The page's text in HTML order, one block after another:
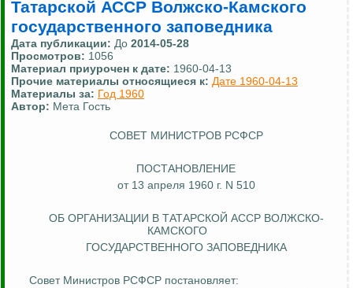
Татарской АССР Волжско-Камского
государственного заповедника
Дата публикации: До 2014-05-28
Просмотров: 1056
Материал приурочен к дате: 1960-04-13
Прочие материалы относящиеся к: Дате 1960-04-13
Материалы за: Год 1960
Автор: Мета Гость
СОВЕТ МИНИСТРОВ РСФСР
ПОСТАНОВЛЕНИЕ
от 13 апреля 1960 г. N 510
ОБ ОРГАНИЗАЦИИ В ТАТАРСКОЙ АССР ВОЛЖСКО-
КАМСКОГО
ГОСУДАРСТВЕННОГО ЗАПОВЕДНИКА
Совет Министров РСФСР постановляет: